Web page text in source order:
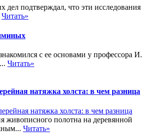
дел подтверждал, что эти исследования
Читать»
с ее основами у профессора И.
Читать»
натяжка холста: в чем разница
живописного полотна на деревянной
Читать»